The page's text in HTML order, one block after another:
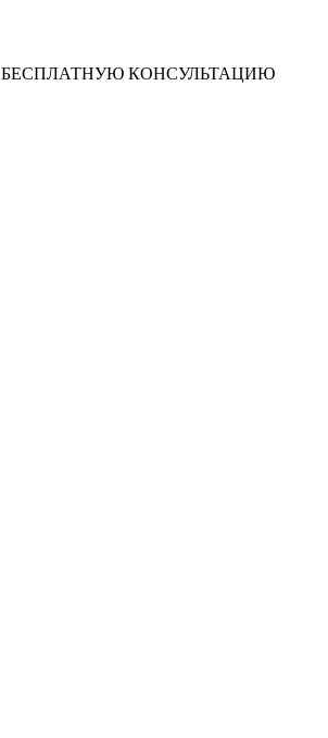
БЕСПЛАТНУЮ КОНСУЛЬТАЦИЮ